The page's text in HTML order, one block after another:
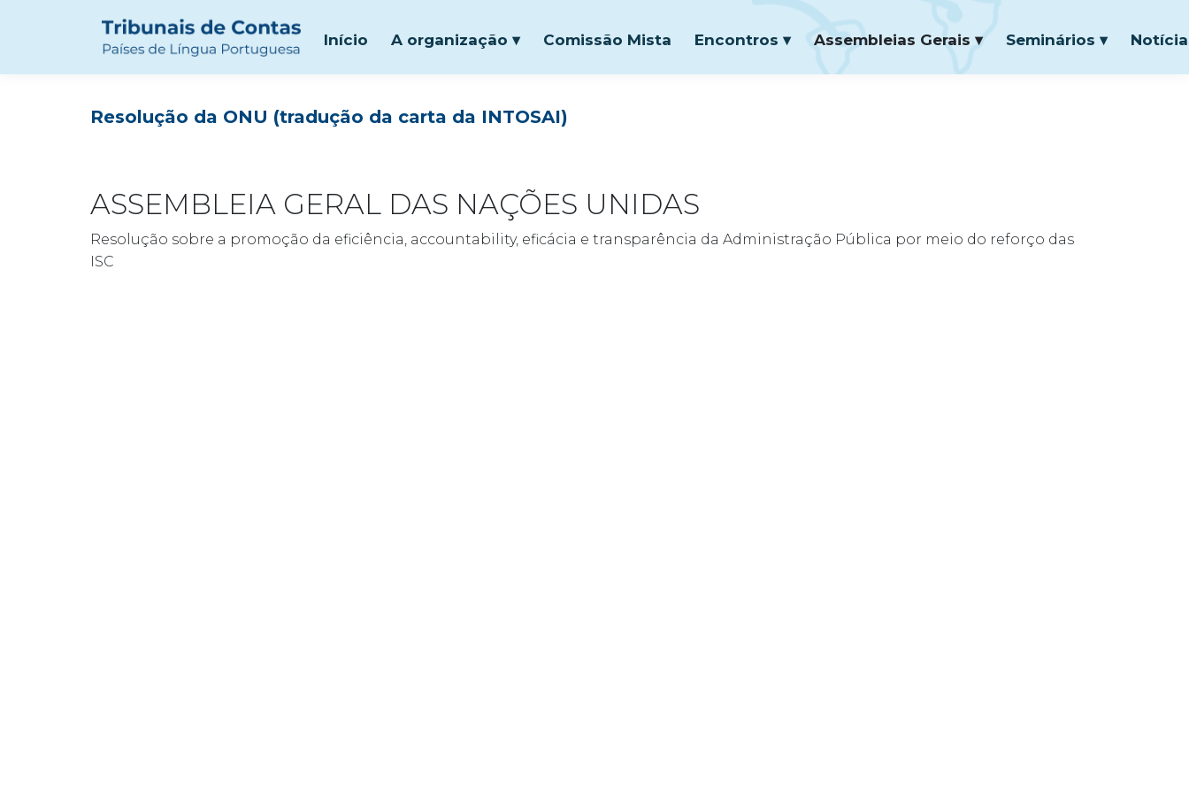
Início A organização ▾ Comissão Mista Encontros ▾ Assembleias Gerais ▾ Seminários ▾
Resolução da ONU (tradução da carta da INTOSAI)
ASSEMBLEIA GERAL DAS NAÇÕES UNIDAS
Resolução sobre a promoção da eficiência, accountability, eficácia e transparência da Administração Pública por meio do reforço das
ISC